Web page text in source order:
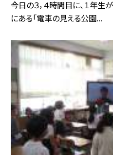
今日の３，４時間目に、１年生
にある「電車の見える公園...